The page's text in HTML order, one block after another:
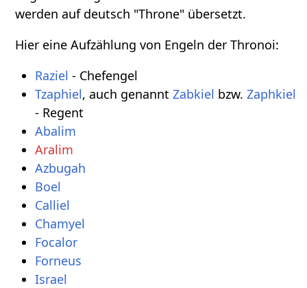
werden auf deutsch "Throne" übersetzt.
Hier eine Aufzählung von Engeln der Thronoi:
Raziel - Chefengel
Tzaphiel, auch genannt Zabkiel bzw. Zaphkiel
- Regent
Abalim
Aralim
Azbugah
Boel
Calliel
Chamyel
Focalor
Forneus
Israel